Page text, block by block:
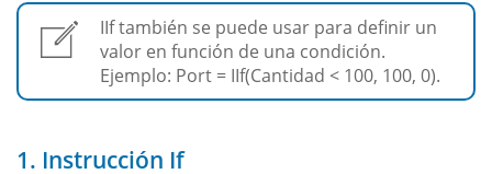
IIf también se puede usar para definir un
valor en función de una condición.
Ejemplo: Port = IIf(Cantidad < 100, 100, 0).
1. Instrucción If